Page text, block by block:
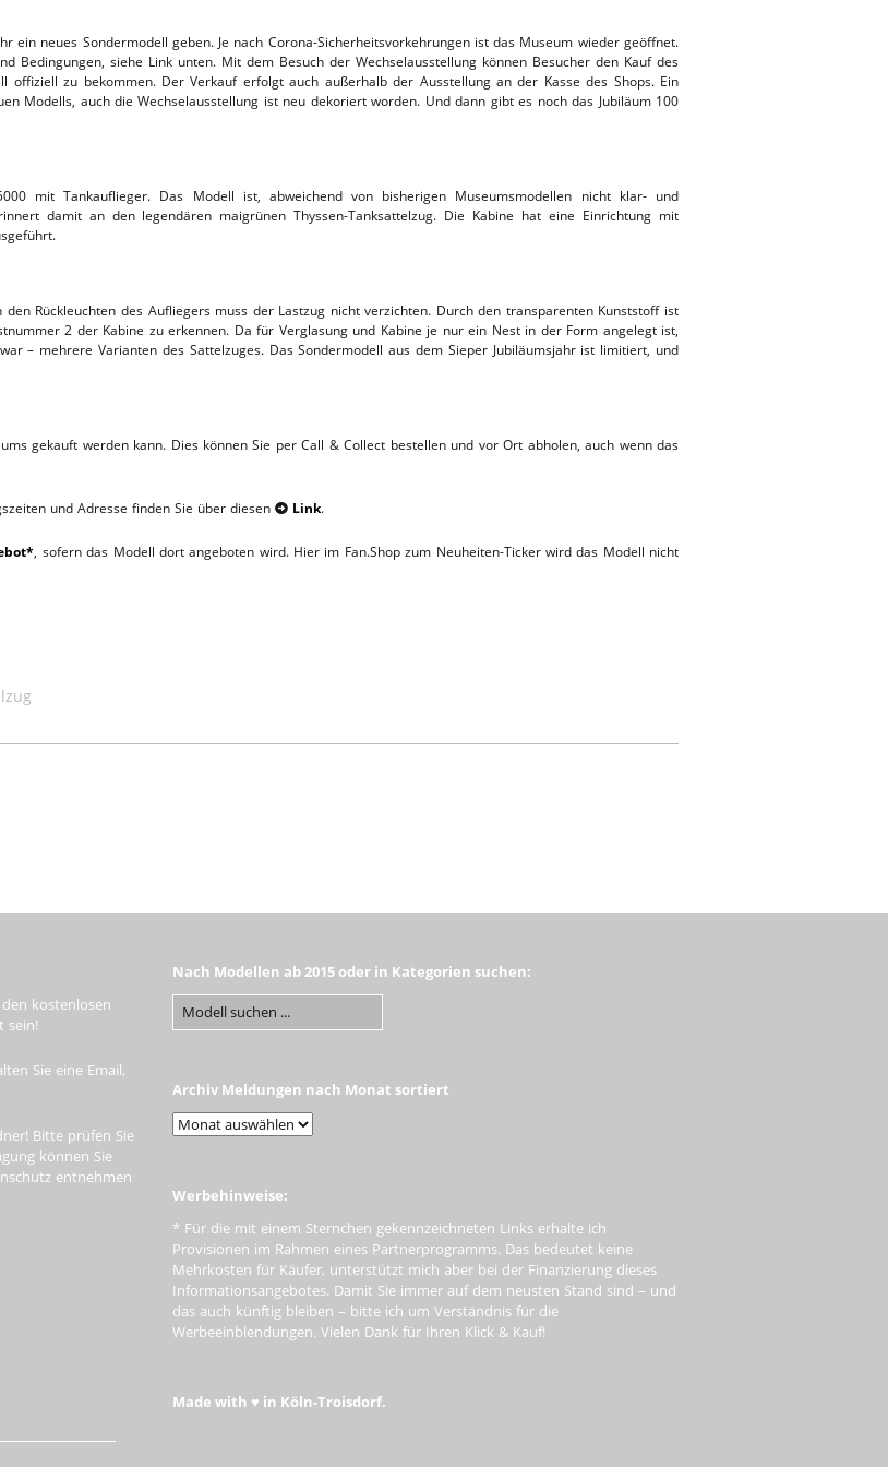
ein neues Sondermodell geben. Je nach Corona-Sicherheitsvorkehrungen ist das Museum wieder geöffnet.
Bedingungen, siehe Link unten. Mit dem Besuch der Wechselausstellung können Besucher den Kauf des
zu bekommen. Der Verkauf erfolgt auch außerhalb der Ausstellung an der Kasse des Shops. Ein
Modells, auch die Wechselausstellung ist neu dekoriert worden. Und dann gibt es noch das Jubiläum 100
mit Tankauflieger. Das Modell ist, abweichend von bisherigen Museumsmodellen nicht klar- und
damit an den legendären maigrünen Thyssen-Tanksattelzug. Die Kabine hat eine Einrichtung mit
Rückleuchten des Aufliegers muss der Lastzug nicht verzichten. Durch den transparenten Kunststoff ist
2 der Kabine zu erkennen. Da für Verglasung und Kabine je nur ein Nest in der Form angelegt ist,
– mehrere Varianten des Sattelzuges. Das Sondermodell aus dem Sieper Jubiläumsjahr ist limitiert, und
gekauft werden kann. Dies können Sie per Call & Collect bestellen und vor Ort abholen, auch wenn das
und Adresse finden Sie über diesen  Link.
, sofern das Modell dort angeboten wird. Hier im Fan.Shop zum Neuheiten-Ticker wird das Modell nicht
kostenlosen
sein!
Sie eine Email,
Bitte prüfen Sie
können Sie
entnehmen
Nach Modellen ab 2015 oder in Kategorien suchen:
Archiv Meldungen nach Monat sortiert
Werbehinweise:
* Für die mit einem Sternchen gekennzeichneten Links erhalte ich
Provisionen im Rahmen eines Partnerprogramms. Das bedeutet keine
Mehrkosten für Käufer, unterstützt mich aber bei der Finanzierung dieses
Informationsangebotes. Damit Sie immer auf dem neusten Stand sind – und
das auch künftig bleiben – bitte ich um Verständnis für die
Werbeeinblendungen. Vielen Dank für Ihren Klick & Kauf!
Made with ♥ in Köln-Troisdorf.